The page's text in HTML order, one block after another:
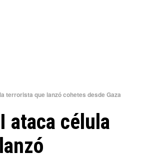
terrorista que lanzó cohetes desde Gaza
ataca célula